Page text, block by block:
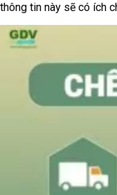
thông tin này sẽ có ích